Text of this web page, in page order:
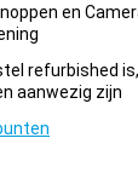
en
refurbished
aanwezig zijn